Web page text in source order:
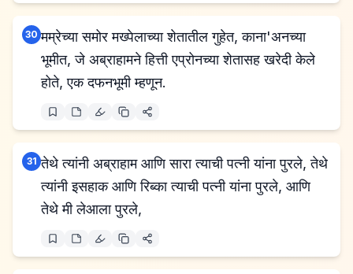
30 मम्रेच्या समोर मख्पेलाच्या शेतातील गुहेत, काना'अनच्या
भूमीत, जे अब्राहामने हित्ती एप्रोनच्या शेतासह खरेदी केले
होते, एक दफनभूमी म्हणून.
31 तेथे त्यांनी अब्राहाम आणि सारा त्याची पत्नी यांना पुरले, तेथे
त्यांनी इसहाक आणि रिब्का त्याची पत्नी यांना पुरले, आणि
तेथे मी लेआला पुरले,